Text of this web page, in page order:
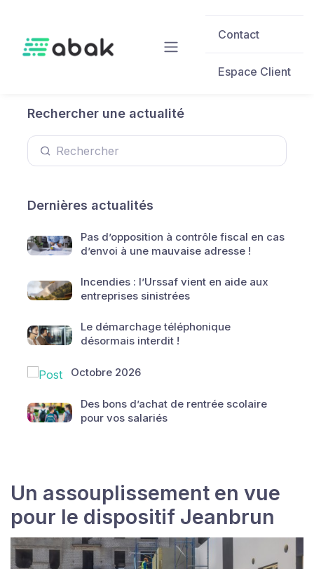
Contact
Espace Client
Rechercher une actualité
Dernières actualités
Pas d’opposition à contrôle fiscal en cas
d’envoi à une mauvaise adresse !
Incendies : l’Urssaf vient en aide aux
entreprises sinistrées
Le démarchage téléphonique
désormais interdit !
Octobre 2026
Des bons d’achat de rentrée scolaire
pour vos salariés
Un assouplissement en vue
pour le dispositif Jeanbrun